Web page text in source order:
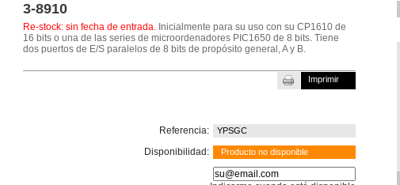
3-8910
Re-stock: sin fecha de entrada. Inicialmente para su uso con su CP1610 de
16 bits o una de las series de microordenadores PIC1650 de 8 bits. Tiene
dos puertos de E/S paralelos de 8 bits de propósito general, A y B.
Imprimir
Referencia: YPSGC
Disponibilidad: Producto no disponible